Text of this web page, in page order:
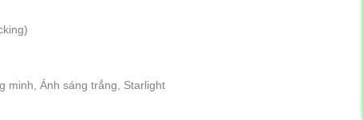
minh, Ánh sáng trắng, Starlight